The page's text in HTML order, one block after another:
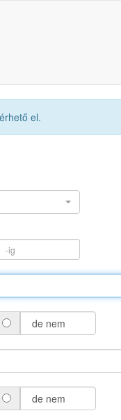
érhető el.
de nem
de nem